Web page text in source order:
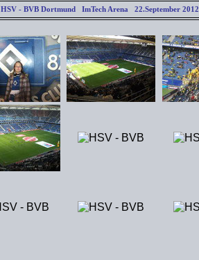
HSV - BVB Dortmund ImTech Arena 22.September 2012